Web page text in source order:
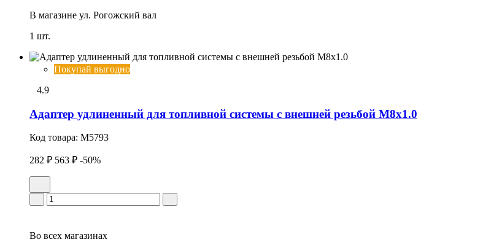
В магазине ул. Рогожский вал
1 шт.
Покупай выгодно
4.9
Адаптер удлиненный для топливной системы с внешней резьбой М8х1.0
Код товара: M5793
282 ₽ 563 ₽ -50%
Во всех магазинах